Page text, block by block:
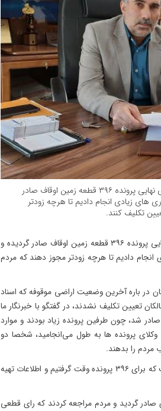
رئیس اداره اوقاف رفسنجان گفت: شهریورماه رای نهایی پرونده ۳۹۶ قطعه زمین اوقاف صادر
های زیادی انجام دادیم تا هرچه زودتر
تکلیف کنند.
رئیس اداره اوقاف رفسنجان گفت: شهریورماه رای نهایی پرونده ۳۹۶ قطعه زمین اوقاف صادر گردیده و
انجام دادیم تا هرچه زودتر مجوز دهند که مردم
در باره آخرین وضعیت اراضی موقوفه که اسناد
نیز پرداخت گردیده و مدت ۶ سال مالکان تعیین تکلیف نشدند، در گفتگو با خبرنگار ما
صادر شد، چون طرفین پرونده زیاد بودند و موارد
پرونده ها به طول می‌انجامید، شخصا دو
مردم را بدهند.
وی بیان کرد: قاضی درخواست اطلاعات محلی داشت که برای ۳۹۶ پرونده وقت گرفتیم و اطلاعات تهیه
صادر گردید و مردم مراجعه کردند که رای قطعی